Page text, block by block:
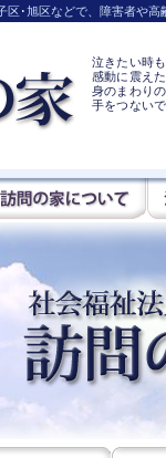
･旭区などで、障害者や
泣きたい時
感動に震え
身のまわり
手をつない